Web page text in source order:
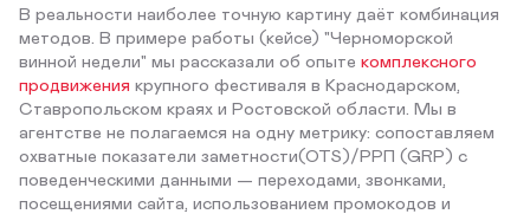
В реальности наиболее точную картину даёт комбинация
методов. В примере работы (кейсе) "Черноморской
винной недели" мы рассказали об опыте комплексного
продвижения крупного фестиваля в Краснодарском,
Ставропольском краях и Ростовской области. Мы в
агентстве не полагаемся на одну метрику: сопоставляем
охватные показатели заметности(OTS)/РРП (GRP) с
поведенческими данными — переходами, звонками,
посещениями сайта, использованием промокодов и